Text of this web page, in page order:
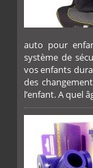
auto pour
système de
vos enfants
des
l’enfant. A quel